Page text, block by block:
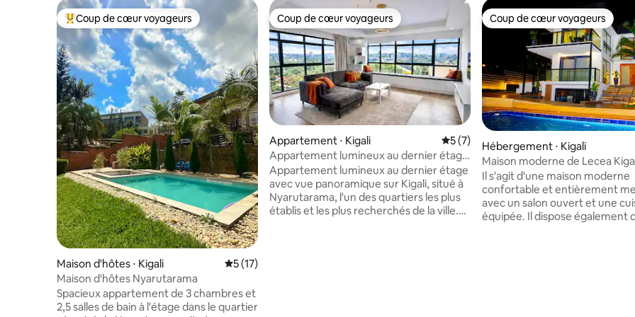
Coups de cœur voyageurs les plus appréciés
Coup de cœur voyageurs
Maison d'hôtes ⋅ Kigali Évaluation moyenne sur la base de 17 commentaires : 5 sur 5
5 (17)
Maison d'hôtes Nyarutarama
Spacieux appartement de 3 chambres et
2,5 salles de bain à l'étage dans le quartier
Coup de cœur voyageurs
Coup de cœur voyageurs
Appartement ⋅ Kigali Évaluation moyenne sur la base de 7
5 (7)
Appartement lumineux au dernier étage
avec vues panoramiques
Appartement lumineux au dernier étage
avec vue panoramique sur Kigali, situé à
Nyarutarama, l'un des quartiers les plus
établis et les plus recherchés de la ville.
Coup de cœur voyageurs
Coup de cœur voyageurs
Hébergement ⋅ Kigali
Maison moderne de Lecea
Il s'agit d'une maison moderne
confortable et entièrement
avec un salon ouvert et une
équipée. Il dispose également